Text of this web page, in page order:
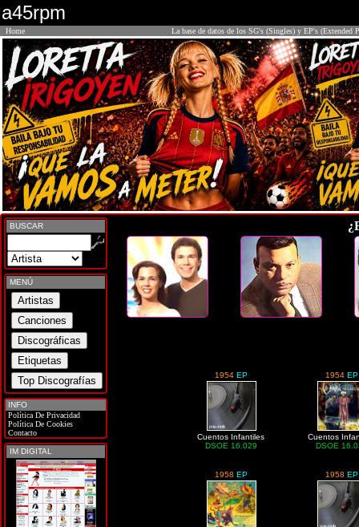
a45rpm
Home La base de datos de los SG's (Singles) y EP's (Extended
BUSCAR
MENÚ
INFO
Política De Privacidad
Política De Cookies
Contacto
IM DIGITAL
1954 EP
Cuentos Infantiles
DSOE 16.029
1954 EP
Cuentos
DSOE
1958 EP 1958 EP